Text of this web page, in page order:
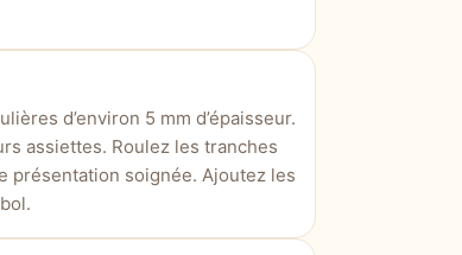
d’environ 5 mm d’épaisseur.
assiettes. Roulez les tranches
présentation soignée. Ajoutez les